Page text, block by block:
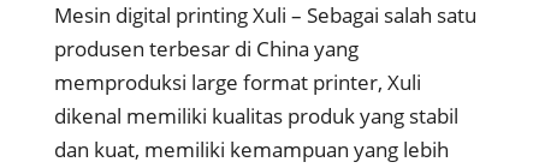
Mesin digital printing Xuli – Sebagai salah satu
produsen terbesar di China yang
memproduksi large format printer, Xuli
dikenal memiliki kualitas produk yang stabil
dan kuat, memiliki kemampuan yang lebih